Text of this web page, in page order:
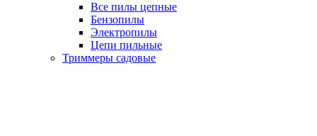
Все пилы цепные
Бензопилы
Электропилы
Цепи пильные
Триммеры садовые